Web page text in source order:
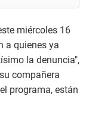
miércoles 16
a quienes ya
la denuncia",
compañera
programa, están